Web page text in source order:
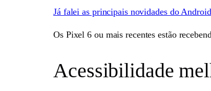
Já falei as principais novidades do
Os Pixel 6 ou mais recentes estão
Acessibilidade